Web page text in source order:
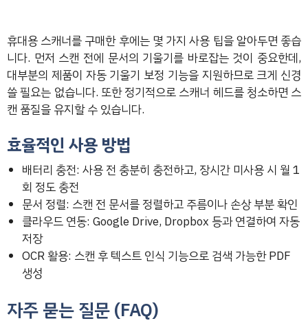
휴대용 스캐너를 구매한 후에는 몇 가지 사용 팁을 알아두면 좋습
니다. 먼저 스캔 전에 문서의 기울기를 바로잡는 것이 중요한데,
대부분의 제품이 자동 기울기 보정 기능을 지원하므로 크게 신경
쓸 필요는 없습니다. 또한 정기적으로 스캐너 헤드를 청소하면 스
캔 품질을 유지할 수 있습니다.
효율적인 사용 방법
배터리 충전: 사용 전 충분히 충전하고, 장시간 미사용 시 월 1
회 정도 충전
문서 정렬: 스캔 전 문서를 정렬하고 주름이나 손상 부분 확인
클라우드 연동: Google Drive, Dropbox 등과 연결하여 자동
저장
OCR 활용: 스캔 후 텍스트 인식 기능으로 검색 가능한 PDF
생성
자주 묻는 질문 (FAQ)